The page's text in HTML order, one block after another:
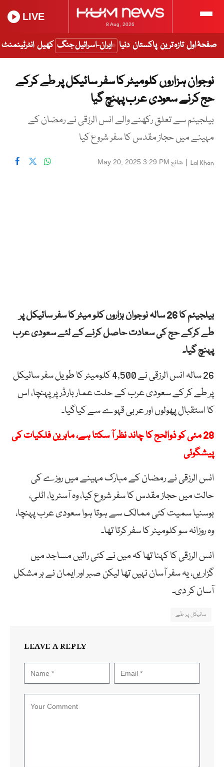
8 Aug, 2026
LIVE
صفحۂ اول تازہ ترین پاکستان دنیا ایران-اسرائیل جنگ کھیل انٹرٹینمنٹ
نوجوان ہزاروں کلومیٹر کا سفر سائیکل پر طے کرکے
حج کرنے سعودی عرب پہنچ گیا
بیلجیئم سے تعلق رکھنے والے انس الرزقی نے رمضان کے
مہینے میں حجاز مقدس کا سفر شروع کیا
Lal Khan
| شائع May 20, 2025 3:29 PM
بیلجیئم کا 26 سالہ نوجوان ہزاروں کلو میٹر کا سفر سائیکل پر
طے کرکے حج کی سعادت حاصل کرنے کے لئے سعودی عرب
پہنچ گیا۔
26 سالہ انس الرزقی نے 4,500 کلومیٹر کا طویل سفر سائیکل
پر طے کر کے سعودی عرب کے حلت عمار بارڈر پر پہنچا، اس
کا استقبال پھولوں اور عربی قہوے سے کیاگیا۔
28 مئی کو ذوالحج کا چاند نظر آ سکتا ہے، ماہرین فلکیات کی
پیشگوئی
انس الرزقی نے رمضان کے مبارک مہینے میں روزے کی
حالت میں حجاز مقدس کا سفر شروع کیا، وہ آسٹریا، اٹلی،
بوسنیا سمیت کئی ممالک سے ہوتا ہوا سعودی عرب پہنچا،
وہ روزانہ سو کلومیٹر کا سفر کرتا تھا۔
انس الرزقی کا کہنا تھا کہ میں نے کئی راتیں مساجد میں
گزاریں، یہ سفر آسان نہیں تھا لیکن صبر اور ایمان نے ہر مشکل
آسان کر دی۔
سائیکل پر طے
LEAVE A REPLY